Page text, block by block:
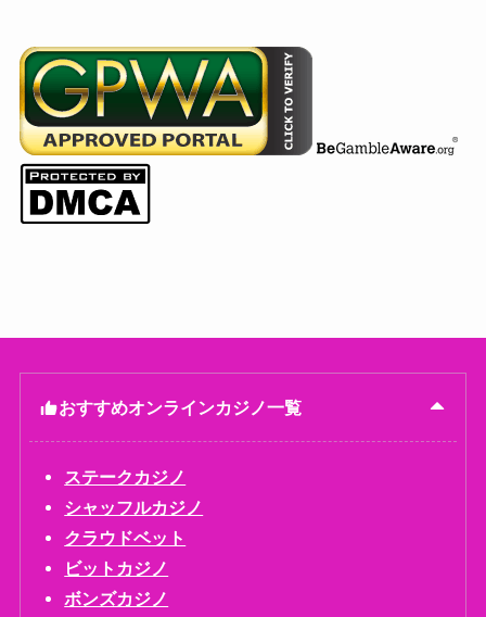
おすすめオンラインカジノ一覧
ステークカジノ
シャッフルカジノ
クラウドベット
ビットカジノ
ボンズカジノ